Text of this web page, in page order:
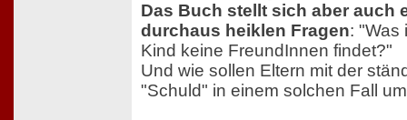
Das Buch stellt sich aber auch
durchaus heiklen Fragen: "Was
Kind keine FreundInnen findet?"
Und wie sollen Eltern mit der
"Schuld" in einem solchen Fall